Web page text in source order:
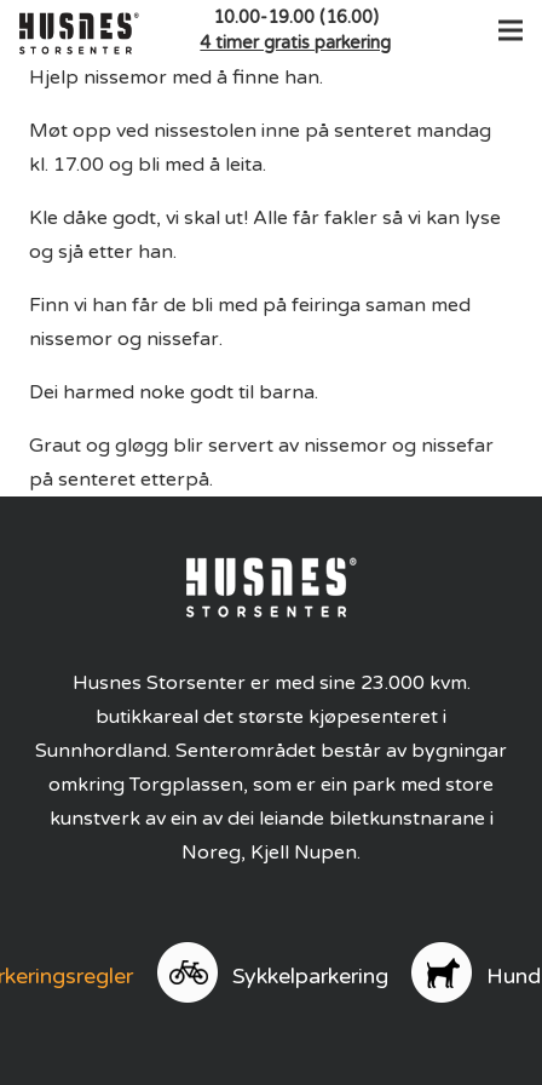
10.00-19.00 (16.00)
4 timer gratis parkering
Hjelp nissemor med å finne han.
Møt opp ved nissestolen inne på senteret mandag
kl. 17.00 og bli med å leita.
Kle dåke godt, vi skal ut! Alle får fakler så vi kan lyse
og sjå etter han.
Finn vi han får de bli med på feiringa saman med
nissemor og nissefar.
Dei harmed noke godt til barna.
Graut og gløgg blir servert av nissemor og nissefar
på senteret etterpå.
Husnes Storsenter er med sine 23.000 kvm.
butikkareal det største kjøpesenteret i
Sunnhordland. Senterområdet består av bygningar
omkring Torgplassen, som er ein park med store
kunstverk av ein av dei leiande biletkunstnarane i
Noreg, Kjell Nupen.
Sykkelparkering